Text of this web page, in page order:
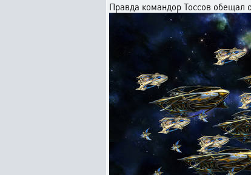
Правда командор Тоссов обещал